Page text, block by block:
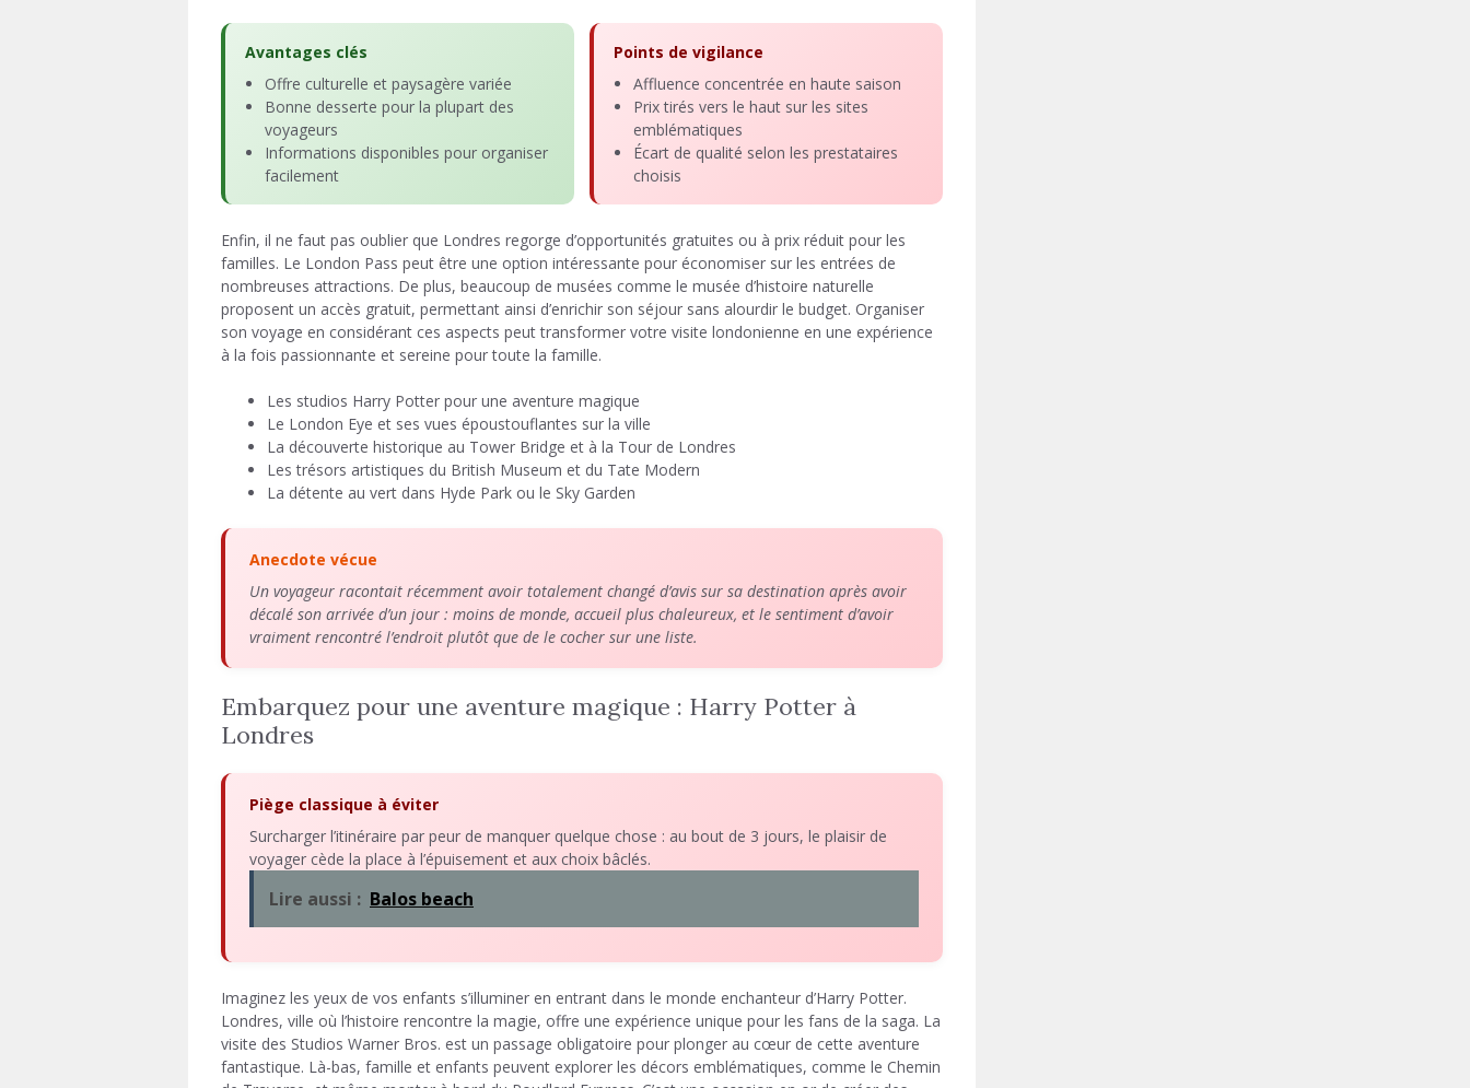
Avantages clés
Offre culturelle et paysagère variée
Bonne desserte pour la plupart des
voyageurs
Informations disponibles pour organiser
facilement
Points de vigilance
Affluence concentrée en haute saison
Prix tirés vers le haut sur les sites
emblématiques
Écart de qualité selon les prestataires
choisis
Enfin, il ne faut pas oublier que Londres regorge d’opportunités gratuites ou à prix réduit pour les
familles. Le London Pass peut être une option intéressante pour économiser sur les entrées de
nombreuses attractions. De plus, beaucoup de musées comme le musée d’histoire naturelle
proposent un accès gratuit, permettant ainsi d’enrichir son séjour sans alourdir le budget. Organiser
son voyage en considérant ces aspects peut transformer votre visite londonienne en une expérience
à la fois passionnante et sereine pour toute la famille.
Les studios Harry Potter pour une aventure magique
Le London Eye et ses vues époustouflantes sur la ville
La découverte historique au Tower Bridge et à la Tour de Londres
Les trésors artistiques du British Museum et du Tate Modern
La détente au vert dans Hyde Park ou le Sky Garden
Anecdote vécue
Un voyageur racontait récemment avoir totalement changé d’avis sur sa destination après avoir
décalé son arrivée d’un jour : moins de monde, accueil plus chaleureux, et le sentiment d’avoir
vraiment rencontré l’endroit plutôt que de le cocher sur une liste.
Embarquez pour une aventure magique : Harry Potter à
Londres
Piège classique à éviter
Surcharger l’itinéraire par peur de manquer quelque chose : au bout de 3 jours, le plaisir de
voyager cède la place à l’épuisement et aux choix bâclés.
Lire aussi : Balos beach
Imaginez les yeux de vos enfants s’illuminer en entrant dans le monde enchanteur d’Harry Potter.
Londres, ville où l’histoire rencontre la magie, offre une expérience unique pour les fans de la saga. La
visite des Studios Warner Bros. est un passage obligatoire pour plonger au cœur de cette aventure
fantastique. Là-bas, famille et enfants peuvent explorer les décors emblématiques, comme le Chemin